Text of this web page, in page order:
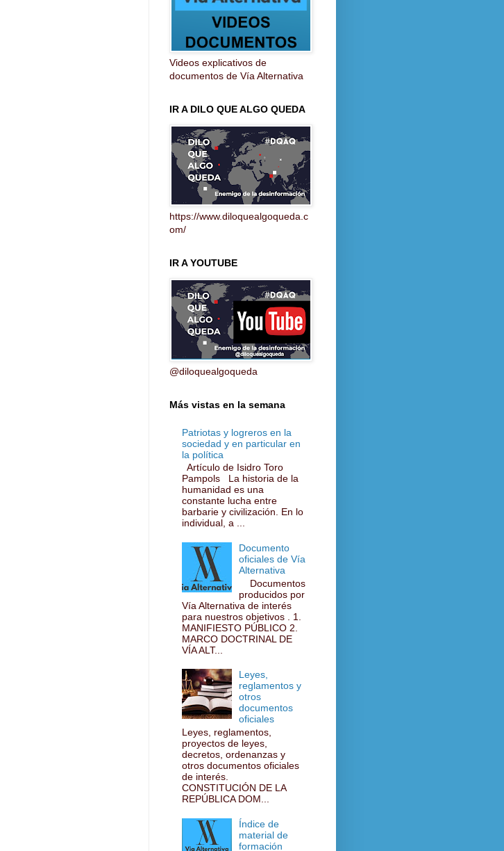
Videos explicativos de
documentos de Vía Alternativa
IR A DILO QUE ALGO QUEDA
https://www.diloquealgoqueda.c
om/
IR A YOUTUBE
@diloquealgoqueda
Más vistas en la semana
Patriotas y logreros en la
sociedad y en particular en
la política
Artículo de Isidro Toro
Pampols La historia de la
humanidad es una
constante lucha entre
barbarie y civilización. En lo
individual, a ...
Documento
oficiales de Vía
Alternativa
Documentos
producidos por
Vía Alternativa de interés
para nuestros objetivos . 1.
MANIFIESTO PÚBLICO 2.
MARCO DOCTRINAL DE
VÍA ALT...
Leyes,
reglamentos y
otros
documentos
oficiales
Leyes, reglamentos,
proyectos de leyes,
decretos, ordenanzas y
otros documentos oficiales
de interés.
CONSTITUCIÓN DE LA
REPÚBLICA DOM...
Índice de
material de
formación